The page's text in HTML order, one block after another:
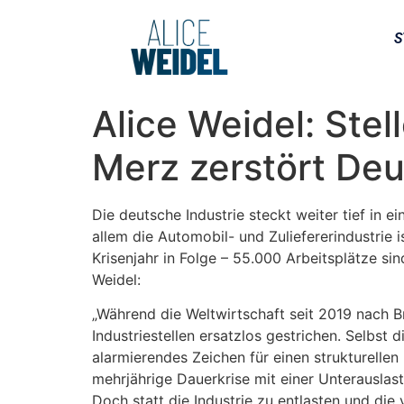
Alice Weidel:
Merz zerstört
Die deutsche Industrie steckt weiter tief in
allem die Automobil- und Zuliefererindustrie
Krisenjahr in Folge – 55.000 Arbeitsplätze
Weidel:
„Während die Weltwirtschaft seit 2019 nach
Industriestellen ersatzlos gestrichen. Selbst
alarmierendes Zeichen für einen
mehrjährige Dauerkrise mit einer
Doch statt die Industrie zu entlasten und